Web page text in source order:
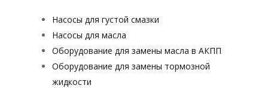
Насосы для густой смазки
Насосы для масла
Оборудование для замены масла в АКПП
Оборудование для замены тормозной
жидкости